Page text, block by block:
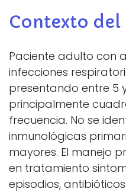
Contexto del
Paciente adulto con
infecciones
presentando entre 5
principalmente
frecuencia. No se
inmunológicas
mayores. El manejo
en tratamiento
episodios, antibióticos.